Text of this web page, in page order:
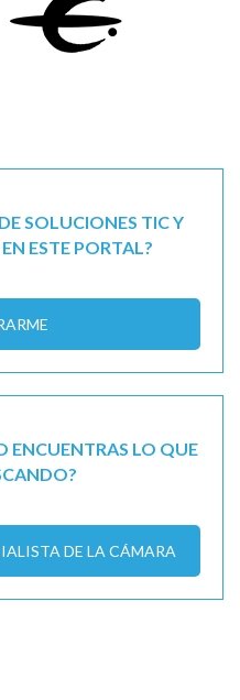
SOLUCIONES TIC Y
ESTE PORTAL?
ENCUENTRAS LO QUE
DE LA CÁMARA